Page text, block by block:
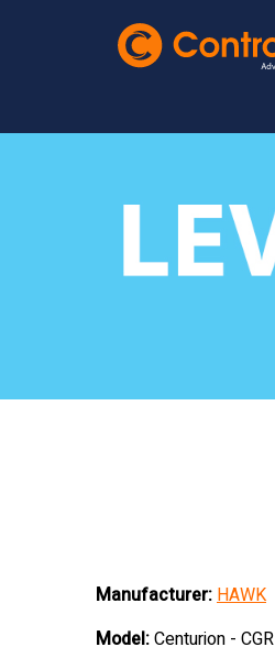
Manufacturer:HAWK
Model:Centurion - CGR